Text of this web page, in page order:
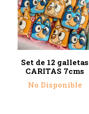
Set de 12 galletas
CARITAS 7cms
No Disponible